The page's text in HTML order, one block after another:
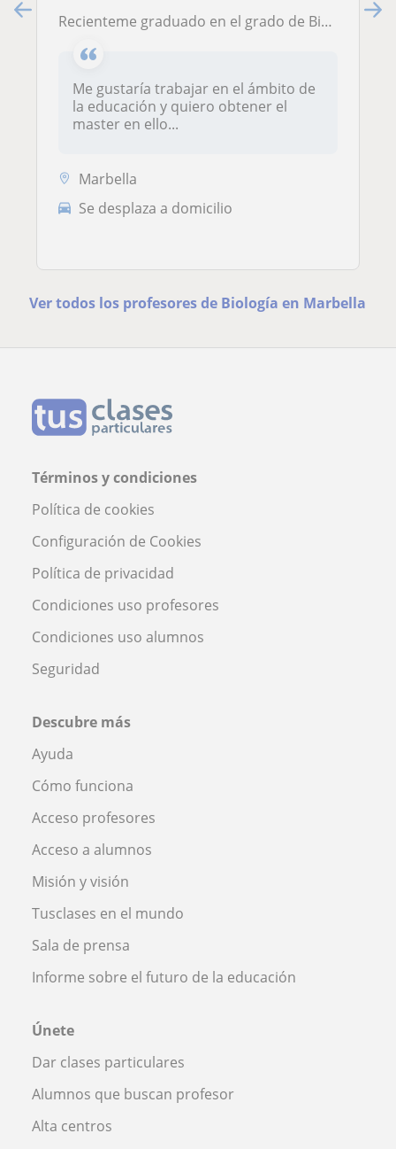
Recienteme graduado en el grado de Biología en la universidad de Málaga
Me gustaría trabajar en el ámbito de
la educación y quiero obtener el
master en ello...
Marbella
Se desplaza a domicilio
Ver todos los profesores de Biología en Marbella
Términos y condiciones
Política de cookies
Configuración de Cookies
Política de privacidad
Condiciones uso profesores
Condiciones uso alumnos
Seguridad
Descubre más
Ayuda
Cómo funciona
Acceso profesores
Acceso a alumnos
Misión y visión
Tusclases en el mundo
Sala de prensa
Informe sobre el futuro de la educación
Únete
Dar clases particulares
Alumnos que buscan profesor
Alta centros